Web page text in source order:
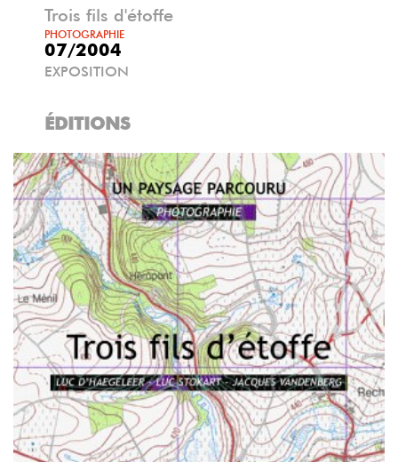
Trois fils d'étoffe
PHOTOGRAPHIE
07/2004
EXPOSITION
ÉDITIONS